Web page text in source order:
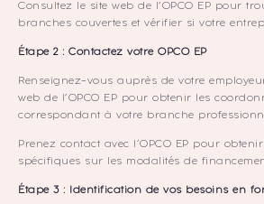
Consultez le site web de l’OPCO EP pour
branches couvertes et vérifier si votre
Étape 2 : Contactez votre OPCO EP
Renseignez-vous auprès de votre
web de l’OPCO EP pour obtenir les
correspondant à votre branche
Prenez contact avec l’OPCO EP pour
spécifiques sur les modalités de
Étape 3 : Identification de vos besoins en